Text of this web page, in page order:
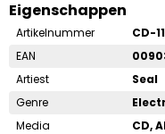
Eigenschappen
Artikelnummer
CD-
EAN
Artiest
Seal
Genre
Media
CD,